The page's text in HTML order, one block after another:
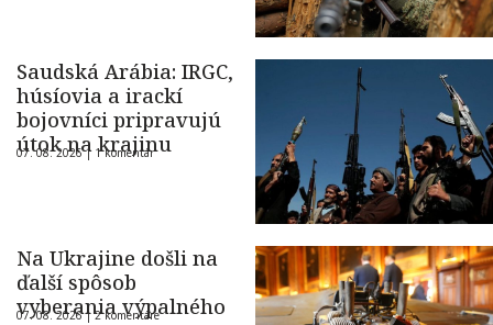
Saudská Arábia: IRGC,
húsíovia a irackí
bojovníci pripravujú
útok na krajinu
07. 08. 2026 | 1 komentár
Na Ukrajine došli na
ďalší spôsob
vyberania výpalného
07. 08. 2026 |2 komentáre